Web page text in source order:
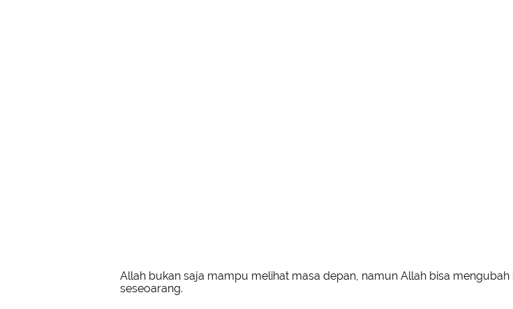
Allah bukan saja mampu melihat masa depan, namun Allah bisa mengubah
seseoarang.